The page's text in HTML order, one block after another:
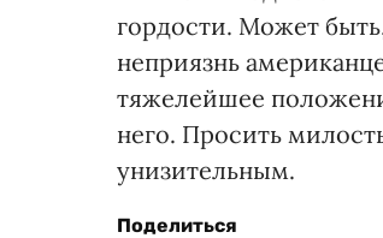
гордости. Может
неприязнь
тяжелейшее
него. Просить
унизительным.
Поделиться